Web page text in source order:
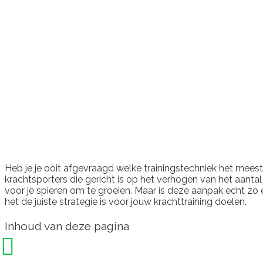
Heb je je ooit afgevraagd welke trainingstechniek het
krachtsporters die gericht is op het verhogen van het
voor je spieren om te groeien. Maar is deze aanpak echt
het de juiste strategie is voor jouw krachttraining doelen.
Inhoud van deze pagina